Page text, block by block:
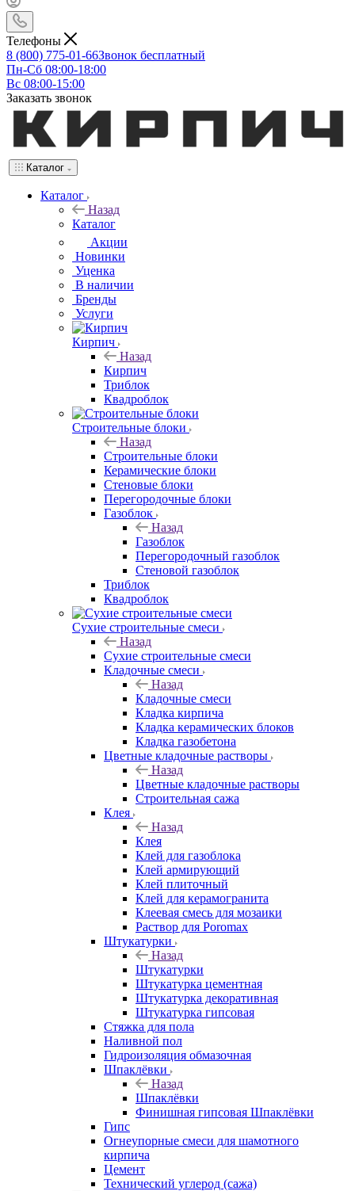
Телефоны
8 (800) 775-01-66Звонок бесплатный
Пн-Сб 08:00-18:00
Вс 08:00-15:00
Заказать звонок
Каталог
Каталог
Назад
Каталог
Акции
Новинки
Уценка
В наличии
Бренды
Услуги
Кирпич
Назад
Кирпич
Триблок
Квадроблок
Строительные блоки
Назад
Строительные блоки
Керамические блоки
Стеновые блоки
Перегородочные блоки
Газоблок
Назад
Газоблок
Перегородочный газоблок
Стеновой газоблок
Триблок
Квадроблок
Сухие строительные смеси
Назад
Сухие строительные смеси
Кладочные смеси
Назад
Кладочные смеси
Кладка кирпича
Кладка керамических блоков
Кладка газобетона
Цветные кладочные растворы
Назад
Цветные кладочные растворы
Строительная сажа
Клея
Назад
Клея
Клей для газоблока
Клей армирующий
Клей плиточный
Клей для керамогранита
Клеевая смесь для мозаики
Раствор для Poromax
Штукатурки
Назад
Штукатурки
Штукатурка цементная
Штукатурка декоративная
Штукатурка гипсовая
Стяжка для пола
Наливной пол
Гидроизоляция обмазочная
Шпаклёвки
Назад
Шпаклёвки
Финишная гипсовая Шпаклёвки
Гипс
Огнеупорные смеси для шамотного
кирпича
Цемент
Технический углерод (сажа)